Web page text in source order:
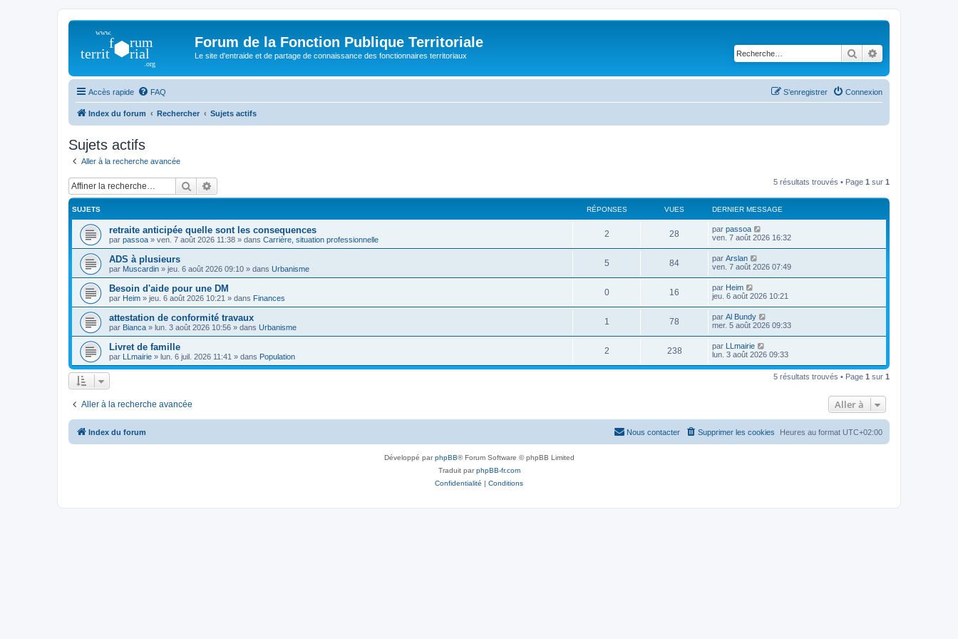
Forum de la Fonction Publique Territoriale
Le site d'entraide et de partage de connaissance des fonctionnaires territoriaux Rechercher
Accès rapide FAQ Connexion
S’enregistrer
Index du forum Rechercher Sujets actifs
Sujets actifs
Aller à la recherche avancée
Rechercher 5 résultats trouvés • Page 1 sur 1
SUJETS RÉPONSES VUES DERNIER MESSAGE
retraite anticipée quelle sont les consequences
par passoa » ven. 7 août 2026 11:38 » dans Carrière, situation professionnelle
2 28 par passoa
ven. 7 août 2026 16:32
ADS à plusieurs
par Muscardin » jeu. 6 août 2026 09:10 » dans Urbanisme
5 84 par Arslan
ven. 7 août 2026 07:49
Besoin d'aide pour une DM
par Heim » jeu. 6 août 2026 10:21 » dans Finances
0 16 par Heim
jeu. 6 août 2026 10:21
attestation de conformité travaux
par Bianca » lun. 3 août 2026 10:56 » dans Urbanisme
1 78 par Al Bundy
mer. 5 août 2026 09:33
Livret de famille
par LLmairie » lun. 6 juil. 2026 11:41 » dans Population
2 238 par LLmairie
lun. 3 août 2026 09:33
5 résultats trouvés • Page 1 sur 1
Aller à la recherche avancée Aller à
Index du forum Heures au format UTC+02:00
Supprimer les cookies
Nous contacter
Développé parphpBB® Forum Software © phpBB Limited
Traduit parphpBB-fr.com
Confidentialité | Conditions